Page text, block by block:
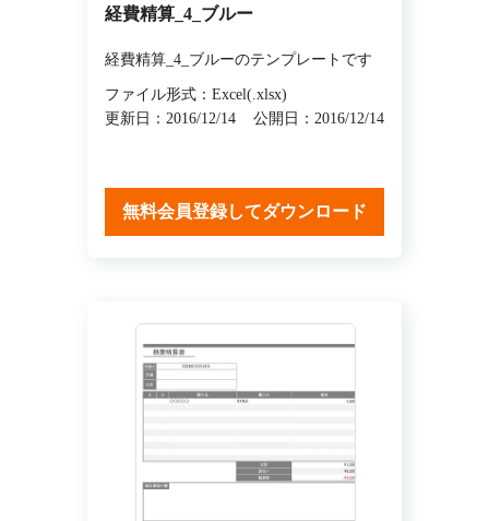
経費精算_4_ブルー
経費精算_4_ブルーのテンプレートです
ファイル形式：Excel(.xlsx)
更新日：2016/12/14
公開日：2016/12/14
無料会員登録してダウンロード